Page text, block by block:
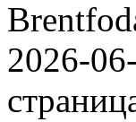
2026-